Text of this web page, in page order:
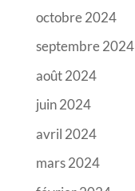
octobre 2024
septembre 2024
août 2024
juin 2024
avril 2024
mars 2024